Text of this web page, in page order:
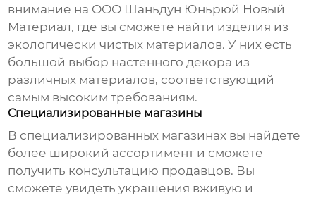
внимание на ООО Шаньдун Юньрюй Новый
Материал, где вы сможете найти изделия из
экологически чистых материалов. У них есть
большой выбор настенного декора из
различных материалов, соответствующий
самым высоким требованиям.
Специализированные магазины
В специализированных магазинах вы найдете
более широкий ассортимент и сможете
получить консультацию продавцов. Вы
сможете увидеть украшения вживую и